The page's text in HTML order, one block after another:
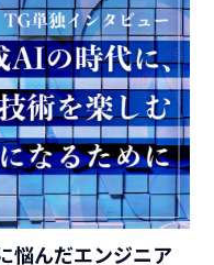
悩んだエンジニア